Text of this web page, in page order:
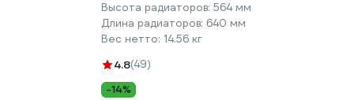
Высота радиаторов: 564 мм
Длина радиаторов: 640 мм
Вес нетто: 14.56 кг
4.8(49)
-14%